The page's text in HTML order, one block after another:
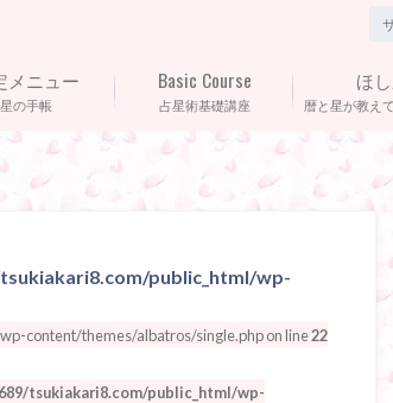
星の手帳
メニュー
占星術基礎講座
Basic Course
暦と星が教え
ほ
public_html/wp-
content/themes/albatros/single.php on line22
tsukiakari8.com/public_html/wp-